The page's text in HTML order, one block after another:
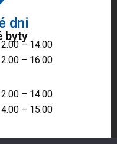
dni
byty
– 14.00
– 16.00
– 14.00
– 15.00